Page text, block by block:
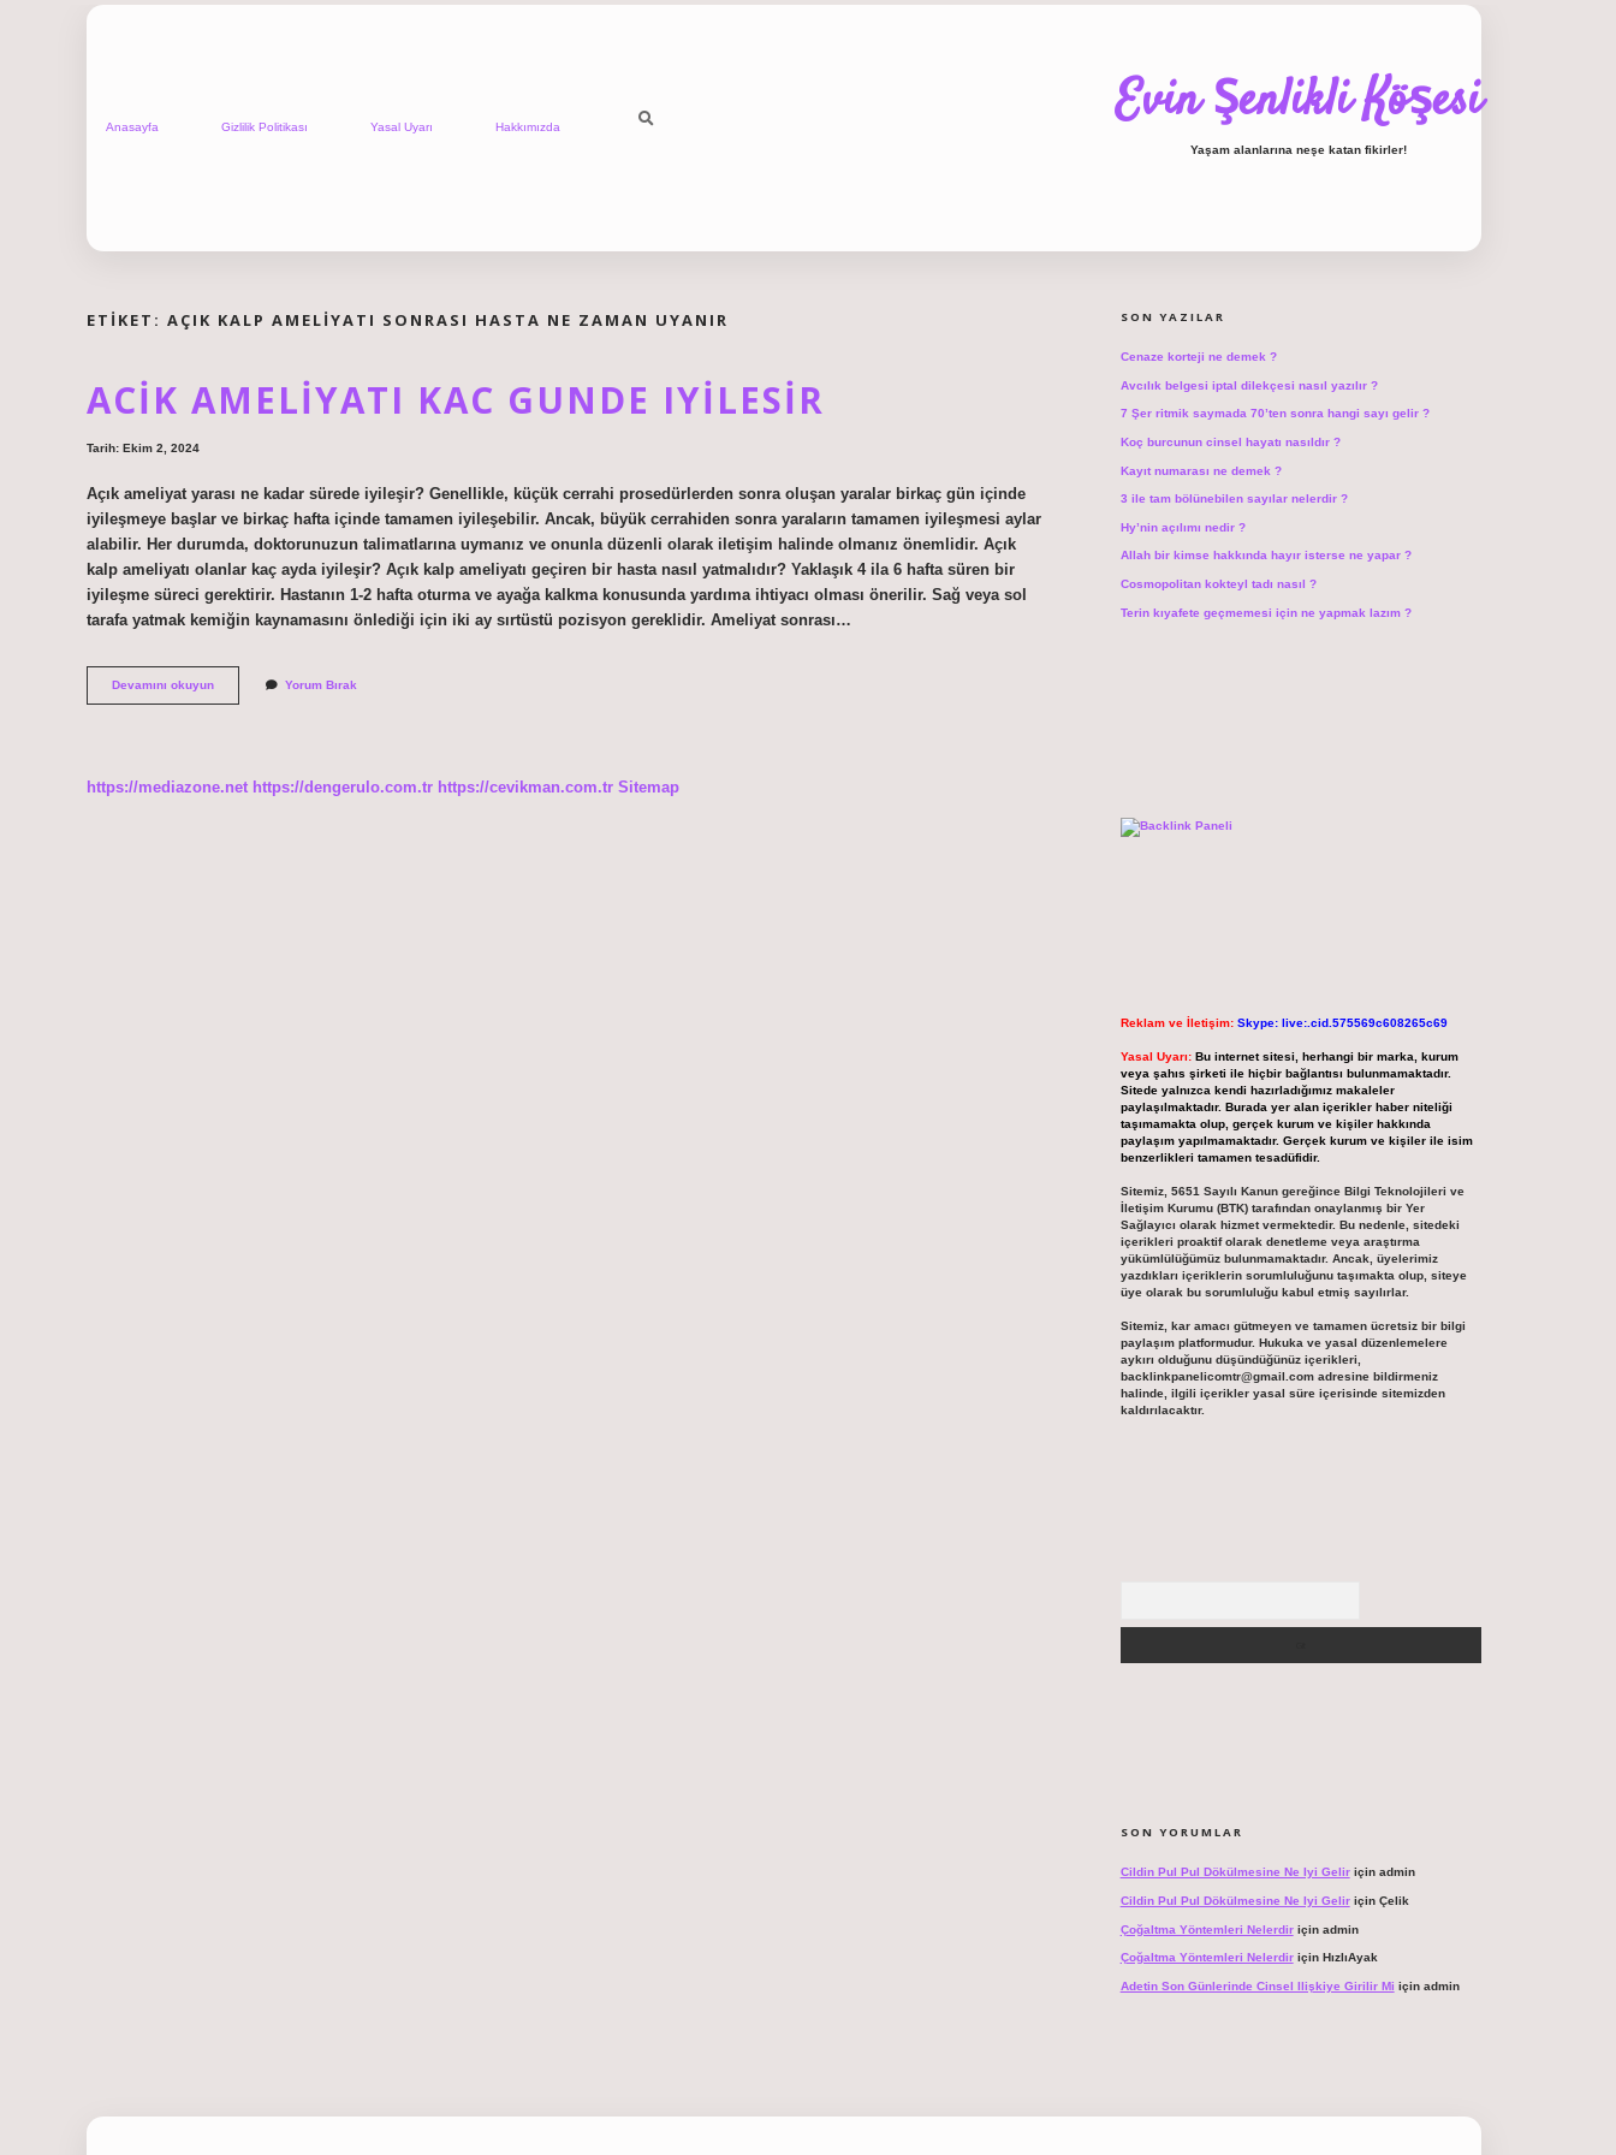
Anasayfa Gizlilik Politikası Yasal Uyarı Hakkımızda Evin Şenlikli Köşesi
Yaşam alanlarına neşe katan fikirler!
ETIKET: AÇIK KALP AMELIYATI SONRASI HASTA NE ZAMAN UYANIR
ACIK AMELIYATI KAC GUNDE IYILESIR
Tarih: Ekim 2, 2024
Açık ameliyat yarası ne kadar sürede iyileşir? Genellikle, küçük cerrahi prosedürlerden sonra oluşan yaralar birkaç gün içinde
iyileşmeye başlar ve birkaç hafta içinde tamamen iyileşebilir. Ancak, büyük cerrahiden sonra yaraların tamamen iyileşmesi aylar
alabilir. Her durumda, doktorunuzun talimatlarına uymanız ve onunla düzenli olarak iletişim halinde olmanız önemlidir. Açık
kalp ameliyatı olanlar kaç ayda iyileşir? Açık kalp ameliyatı geçiren bir hasta nasıl yatmalıdır? Yaklaşık 4 ila 6 hafta süren bir
iyileşme süreci gerektirir. Hastanın 1-2 hafta oturma ve ayağa kalkma konusunda yardıma ihtiyacı olması önerilir. Sağ veya sol
tarafa yatmak kemiğin kaynamasını önlediği için iki ay sırtüstü pozisyon gereklidir. Ameliyat sonrası…
Devamını okuyunAcik
Ameliyatı
Yorum Bırak
https://mediazone.net https://dengerulo.com.tr https://cevikman.com.tr Sitemap
SON YAZILAR
Cenaze korteji ne demek ?
Avcılık belgesi iptal dilekçesi nasıl yazılır ?
7 Şer ritmik saymada 70’ten sonra hangi sayı gelir ?
Koç burcunun cinsel hayatı nasıldır ?
Kayıt numarası ne demek ?
3 ile tam bölünebilen sayılar nelerdir ?
Hy’nin açılımı nedir ?
Allah bir kimse hakkında hayır isterse ne yapar ?
Cosmopolitan kokteyl tadı nasıl ?
Terin kıyafete geçmemesi için ne yapmak lazım ?
Reklam ve İletişim: Skype: live:.cid.575569c608265c69
Yasal Uyarı: Bu internet sitesi, herhangi bir marka, kurum
veya şahıs şirketi ile hiçbir bağlantısı bulunmamaktadır.
Sitede yalnızca kendi hazırladığımız makaleler
paylaşılmaktadır. Burada yer alan içerikler haber niteliği
taşımamakta olup, gerçek kurum ve kişiler hakkında
paylaşım yapılmamaktadır. Gerçek kurum ve kişiler ile isim
benzerlikleri tamamen tesadüfidir.
Sitemiz, 5651 Sayılı Kanun gereğince Bilgi Teknolojileri ve
İletişim Kurumu (BTK) tarafından onaylanmış bir Yer
Sağlayıcı olarak hizmet vermektedir. Bu nedenle, sitedeki
içerikleri proaktif olarak denetleme veya araştırma
yükümlülüğümüz bulunmamaktadır. Ancak, üyelerimiz
yazdıkları içeriklerin sorumluluğunu taşımakta olup, siteye
üye olarak bu sorumluluğu kabul etmiş sayılırlar.
Sitemiz, kar amacı gütmeyen ve tamamen ücretsiz bir bilgi
paylaşım platformudur. Hukuka ve yasal düzenlemelere
aykırı olduğunu düşündüğünüz içerikleri,
backlinkpanelicomtr@gmail.comadresine bildirmeniz
halinde, ilgili içerikler yasal süre içerisinde sitemizden
kaldırılacaktır.
SON YORUMLAR
Cildin Pul Pul Dökülmesine Ne Iyi Geliriçin admin
Cildin Pul Pul Dökülmesine Ne Iyi Geliriçin Çelik
Çoğaltma Yöntemleri Nelerdiriçin admin
Çoğaltma Yöntemleri Nelerdiriçin HızlıAyak
Adetin Son Günlerinde Cinsel Ilişkiye Girilir Mi için admin